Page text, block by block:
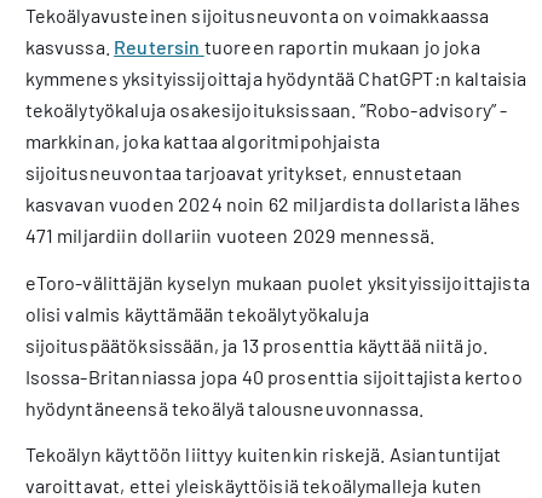
Tekoälyavusteinen sijoitusneuvonta on voimakkaassa
kasvussa. Reutersin tuoreen raportin mukaan jo joka
kymmenes yksityissijoittaja hyödyntää ChatGPT:n kaltaisia
tekoälytyökaluja osakesijoituksissaan. ”Robo-advisory” -
markkinan, joka kattaa algoritmipohjaista
sijoitusneuvontaa tarjoavat yritykset, ennustetaan
kasvavan vuoden 2024 noin 62 miljardista dollarista lähes
471 miljardiin dollariin vuoteen 2029 mennessä.
eToro-välittäjän kyselyn mukaan puolet yksityissijoittajista
olisi valmis käyttämään tekoälytyökaluja
sijoituspäätöksissään, ja 13 prosenttia käyttää niitä jo.
Isossa-Britanniassa jopa 40 prosenttia sijoittajista kertoo
hyödyntäneensä tekoälyä talousneuvonnassa.
Tekoälyn käyttöön liittyy kuitenkin riskejä. Asiantuntijat
varoittavat, ettei yleiskäyttöisiä tekoälymalleja kuten